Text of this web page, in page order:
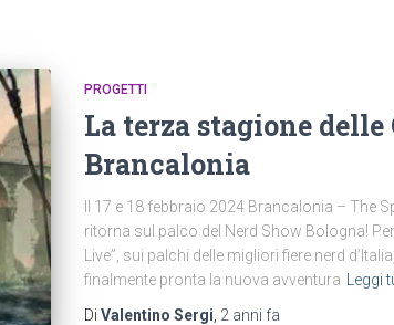
PROGETTI
La terza stagione
Brancalonia
Il 17 e 18 febbraio 2024 Brancalonia – The
ritorna sul palco del Nerd Show Bologna!
Live”, sui palchi delle migliori fiere nerd
finalmente pronta la nuova avventura
Leggi
Di Valentino Sergi 2 anni fa